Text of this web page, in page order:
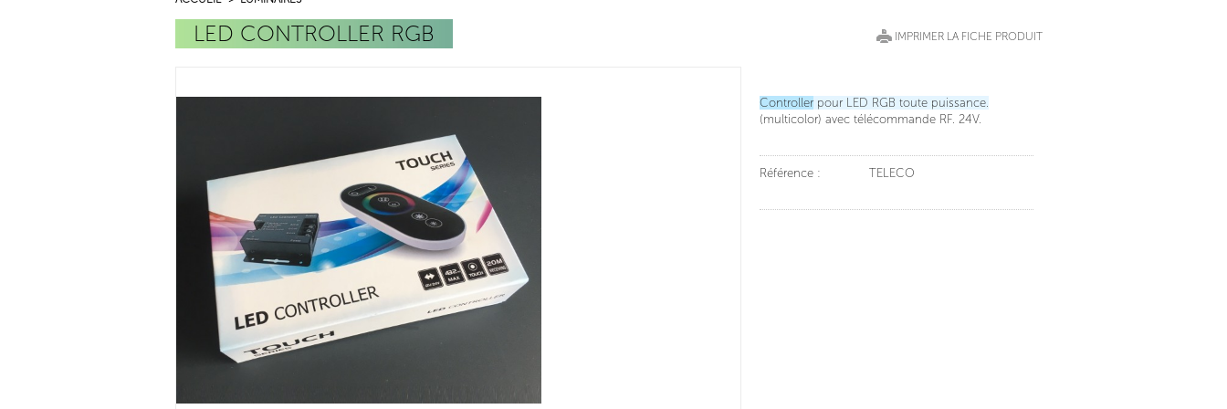
LED CONTROLLER RGB IMPRIMER LA FICHE PRODUIT
Controller pour LED RGB toute puissance.
(multicolor) avec télécommande RF. 24V.
Référence : TELECO